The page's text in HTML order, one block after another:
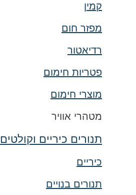
קמין
מפזר חום
רדיאטור
פטריות חימום
מוצרי חימום
מטהרי אוויר
תנורים כיריים וקולטים
כיריים
תנורים בנויים